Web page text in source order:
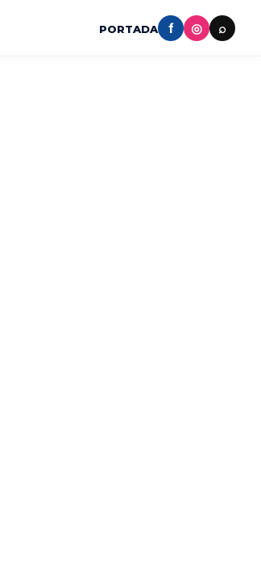
PORTADA f ◎ ⌕